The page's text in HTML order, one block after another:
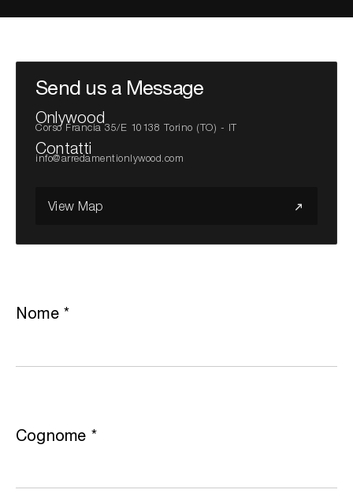
Send us a Message
Onlywood
Corso Francia 35/E 10138 Torino (TO) - IT
Contatti
info@arredamentionlywood.com
View Map
Nome*
Cognome *